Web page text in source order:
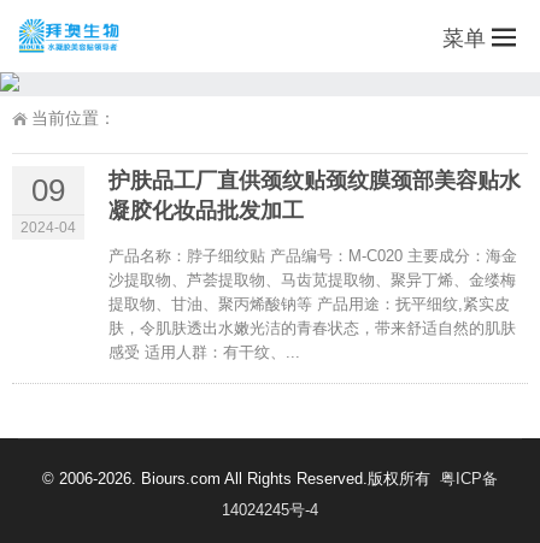
菜单
当前位置：
09
2024-04
护肤品工厂直供颈纹贴颈纹膜颈部美容贴水
凝胶化妆品批发加工
产品名称：脖子细纹贴 产品编号：M-C020 主要成分：海金
沙提取物、芦荟提取物、马齿苋提取物、聚异丁烯、金缕梅
提取物、甘油、聚丙烯酸钠等 产品用途：抚平细纹,紧实皮
肤，令肌肤透出水嫩光洁的青春状态，带来舒适自然的肌肤
感受 适用人群：有干纹、...
© 2006-2026. Biours.com All Rights Reserved.版权所有 粤ICP备
14024245号-4